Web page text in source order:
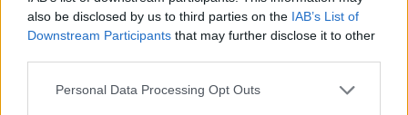
also be disclosed by us to third parties on the IAB’s List of
Downstream Participants that may further disclose it to other
Personal Data Processing Opt Outs
résztvevő rendelkezésére bocsátunk. Az IndikátorInas